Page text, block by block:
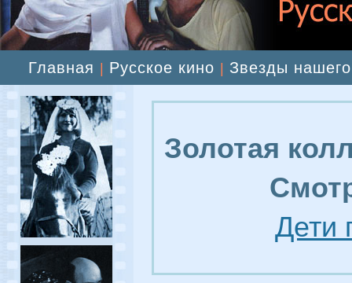
Главная Русское кино Звезды
Золотая
Дети